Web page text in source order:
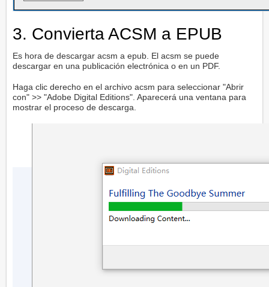
3. Convierta ACSM a EPUB
Es hora de descargar acsm a epub. El acsm se puede
descargar en una publicación electrónica o en un PDF.
Haga clic derecho en el archivo acsm para seleccionar "Abrir
con" >> "Adobe Digital Editions". Aparecerá una ventana para
mostrar el proceso de descarga.